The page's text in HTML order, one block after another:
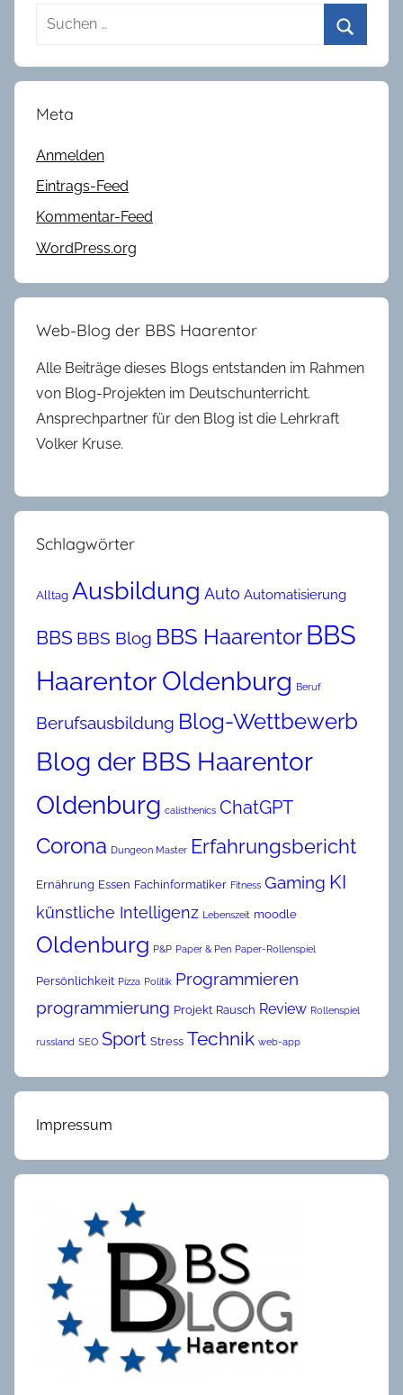
Suchen
Suchen
Meta
Anmelden
Eintrags-Feed
Kommentar-Feed
WordPress.org
Web-Blog der BBS Haarentor
Alle Beiträge dieses Blogs entstanden im Rahmen
von Blog-Projekten im Deutschunterricht.
Ansprechpartner für den Blog ist die Lehrkraft
Volker Kruse.
Schlagwörter
Alltag Ausbildung Auto Automatisierung
BBS BBS Blog BBS Haarentor BBS
Haarentor Oldenburg Beruf
Berufsausbildung Blog-Wettbewerb
Blog der BBS Haarentor
Oldenburg calisthenics ChatGPT
Corona Dungeon Master Erfahrungsbericht
Ernährung Essen Fachinformatiker Fitness Gaming KI
künstliche Intelligenz Lebenszeit moodle
Oldenburg P&P Paper & Pen Paper-Rollenspiel
Persönlichkeit Pizza Politik Programmieren
programmierung Projekt Rausch Review Rollenspiel
russland SEO Sport Stress Technik web-app
Impressum